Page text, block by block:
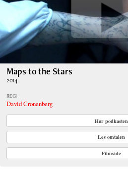
Maps to the Stars
2014
REGI
David Cronenberg
Hør podkasten
Les omtalen
Filmside